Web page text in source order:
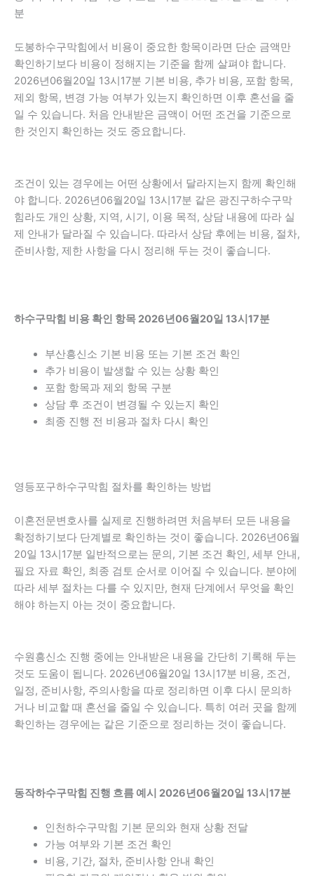
분
도봉하수구막힘에서 비용이 중요한 항목이라면 단순 금액만
확인하기보다 비용이 정해지는 기준을 함께 살펴야 합니다.
2026년06월20일 13시17분 기본 비용, 추가 비용, 포함 항목,
제외 항목, 변경 가능 여부가 있는지 확인하면 이후 혼선을 줄
일 수 있습니다. 처음 안내받은 금액이 어떤 조건을 기준으로
한 것인지 확인하는 것도 중요합니다.
조건이 있는 경우에는 어떤 상황에서 달라지는지 함께 확인해
야 합니다. 2026년06월20일 13시17분 같은 광진구하수구막
힘라도 개인 상황, 지역, 시기, 이용 목적, 상담 내용에 따라 실
제 안내가 달라질 수 있습니다. 따라서 상담 후에는 비용, 절차,
준비사항, 제한 사항을 다시 정리해 두는 것이 좋습니다.
하수구막힘 비용 확인 항목 2026년06월20일 13시17분
부산흥신소 기본 비용 또는 기본 조건 확인
추가 비용이 발생할 수 있는 상황 확인
포함 항목과 제외 항목 구분
상담 후 조건이 변경될 수 있는지 확인
최종 진행 전 비용과 절차 다시 확인
영등포구하수구막힘 절차를 확인하는 방법
이혼전문변호사를 실제로 진행하려면 처음부터 모든 내용을
확정하기보다 단계별로 확인하는 것이 좋습니다. 2026년06월
20일 13시17분 일반적으로는 문의, 기본 조건 확인, 세부 안내,
필요 자료 확인, 최종 검토 순서로 이어질 수 있습니다. 분야에
따라 세부 절차는 다를 수 있지만, 현재 단계에서 무엇을 확인
해야 하는지 아는 것이 중요합니다.
수원흥신소 진행 중에는 안내받은 내용을 간단히 기록해 두는
것도 도움이 됩니다. 2026년06월20일 13시17분 비용, 조건,
일정, 준비사항, 주의사항을 따로 정리하면 이후 다시 문의하
거나 비교할 때 혼선을 줄일 수 있습니다. 특히 여러 곳을 함께
확인하는 경우에는 같은 기준으로 정리하는 것이 좋습니다.
동작하수구막힘 진행 흐름 예시 2026년06월20일 13시17분
인천하수구막힘 기본 문의와 현재 상황 전달
가능 여부와 기본 조건 확인
비용, 기간, 절차, 준비사항 안내 확인